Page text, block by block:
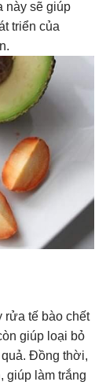
này sẽ giúp
triển của
rửa tế bào chết
giúp loại bỏ
quả. Đồng thời,
giúp làm trắng